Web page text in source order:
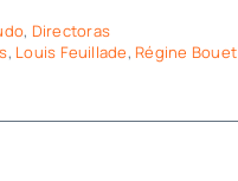
, Directoras
, Louis Feuillade, Régine Bouet